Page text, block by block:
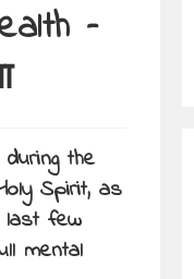
–
the
Spirit, as
last few
mental